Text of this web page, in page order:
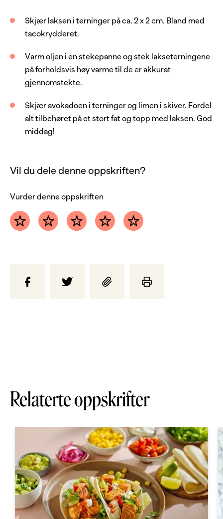
0.25 ts chiliflak, tørket
1 avokado
rødløk, syltet
tomatsalsa
Skjær laksen i terninger på ca. 2 x 2 cm. Bland med
tacokrydderet.
Varm oljen i en stekepanne og stek lakseterningene
på forholdsvis høy varme til de er akkurat
gjennomstekte.
Skjær avokadoen i terninger og limen i skiver. Fordel
alt tilbehøret på et stort fat og topp med laksen. God
middag!
Vil du dele denne oppskriften?
Vurder denne oppskriften
Relaterte oppskrifter